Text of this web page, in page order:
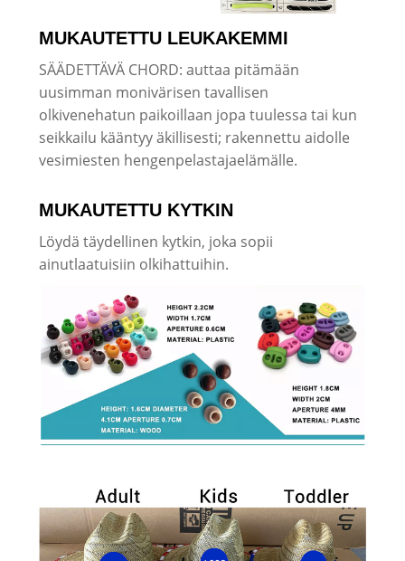
MUKAUTETTU LEUKAKEMMI
SÄÄDETTÄVÄ CHORD: auttaa pitämään
uusimman monivärisen tavallisen
olkivenehatun paikoillaan jopa tuulessa tai kun
seikkailu kääntyy äkillisesti; rakennettu aidolle
vesimiesten hengenpelastajaelämälle.
MUKAUTETTU KYTKIN
Löydä täydellinen kytkin, joka sopii
ainutlaatuisiin olkihattuihin.